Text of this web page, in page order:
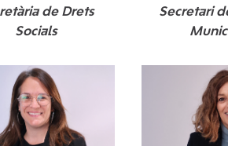
de Drets
Socials
1977
Secretari
1969.1972.
1967
1976.